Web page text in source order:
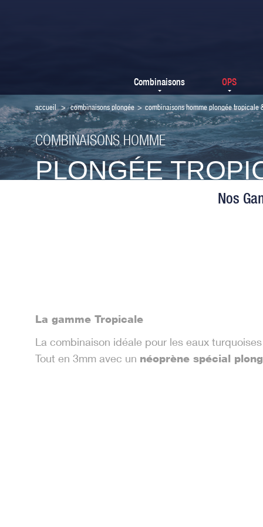
Combinaisons OPS
accueil > combinaisons plongée > combinaisons homme plongée tropicale
COMBINAISONS HOMME
PLONGÉE
La gamme Tropicale
La combinaison idéale pour les eaux
Tout en 3mm avec un néoprène spécial
Nos